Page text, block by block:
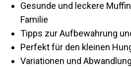
Gesunde und leckere
Familie
Tipps zur Aufbewahrung
Perfekt für den kleinen
Variationen und